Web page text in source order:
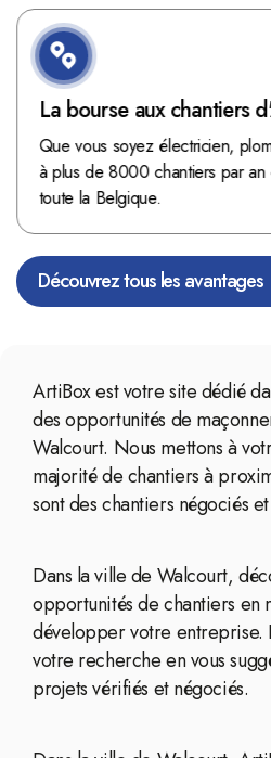
La bourse aux chantiers
véritable mine d'or !
Que vous soyez électricien,
à plus de 8000 chantiers par an
toute la Belgique.
Découvrez tous les avantages
ArtiBox est votre site dédié
des opportunités de
Walcourt. Nous mettons à
majorité de chantiers à
sont des chantiers négociés
Dans la ville de Walcourt,
opportunités de chantiers en
développer votre entreprise.
votre recherche en vous
projets vérifiés et négociés.